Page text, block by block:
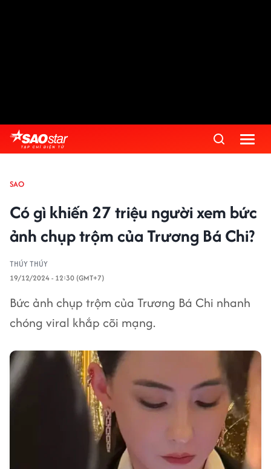
SAO
Có gì khiến 27 triệu người xem bức
ảnh chụp trộm của Trương Bá Chi?
THÚY THÚY
19/12/2024 - 12:30 (GMT+7)
Bức ảnh chụp trộm của Trương Bá Chi nhanh
chóng viral khắp cõi mạng.